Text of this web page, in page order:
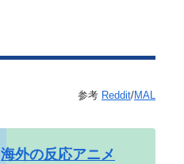
参考 Reddit/MAL
海外の反応アニメ